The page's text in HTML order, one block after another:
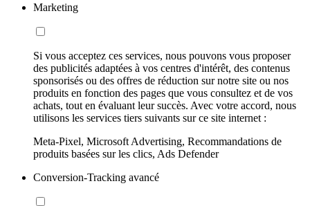
Marketing
Si vous acceptez ces services, nous pouvons vous proposer
des publicités adaptées à vos centres d'intérêt, des contenus
sponsorisés ou des offres de réduction sur notre site ou nos
produits en fonction des pages que vous consultez et de vos
achats, tout en évaluant leur succès. Avec votre accord, nous
utilisons les services tiers suivants sur ce site internet :
Meta-Pixel, Microsoft Advertising, Recommandations de
produits basées sur les clics, Ads Defender
Conversion-Tracking avancé